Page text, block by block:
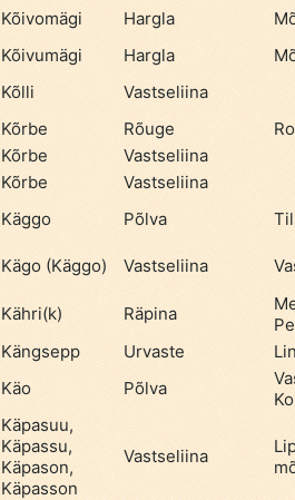
Kõivomägi
Hargla
Kõivumägi
Hargla
Kõlli
Vastseliina
Kõrbe
Rõuge
Kõrbe
Vastseliina
Kõrbe
Vastseliina
Käggo
Põlva
Kägo (Käggo) Vastseliina
Kähri(k) Räpina
Kängsepp
Urvaste
Käo
Põlva
Käpasuu,
Käpassu,
Käpason,
Käpasson
Vastseliina